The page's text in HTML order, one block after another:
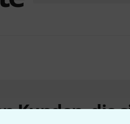
Kunden, die